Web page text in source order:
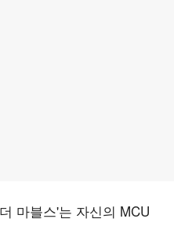
마블스'는 자신의 MCU